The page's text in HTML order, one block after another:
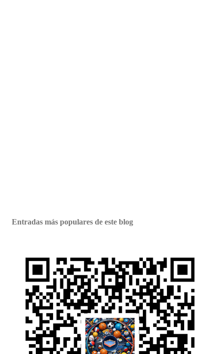
Entradas más populares de este blog